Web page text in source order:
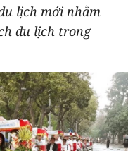
lịch mới nhằm
du lịch trong